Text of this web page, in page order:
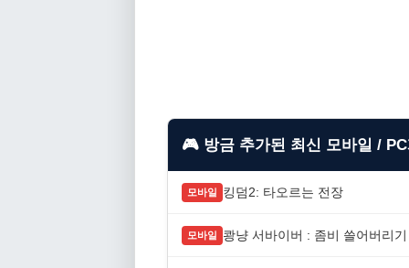
🎮 방금 추가된 최신 모바일 /
모바일 킹덤2: 타오르는 전장
모바일 쾅냥 서바이버 : 좀비 쓸어버리기